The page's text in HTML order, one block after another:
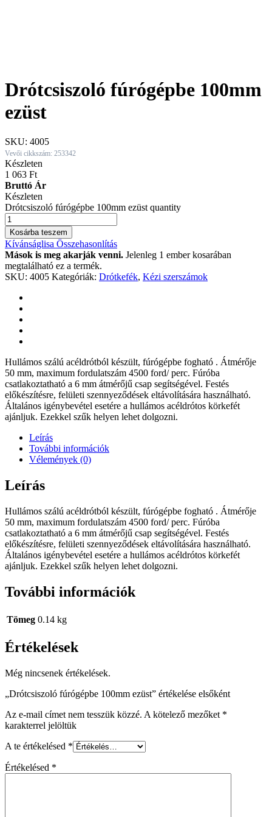
Drótcsiszoló fúrógépbe 100mm
ezüst
SKU: 4005
Vevői cikkszám: 253342
Készleten
1 063 Ft
Bruttó Ár
Készleten
Drótcsiszoló fúrógépbe 100mm ezüst quantity
Kosárba teszem
Kívánságlisa Összehasonlítás
Mások is meg akarják venni. Jelenleg 1 ember kosarában
megtalálható ez a termék.
SKU: 4005 Kategóriák: Drótkefék, Kézi szerszámok
Hullámos szálú acéldrótból készült, fúrógépbe fogható . Átmérője
50 mm, maximum fordulatszám 4500 ford/ perc. Fúróba
csatlakoztatható a 6 mm átmérőjű csap segítségével. Festés
előkészítésre, felületi szennyeződések eltávolítására használható.
Általános igénybevétel esetére a hullámos acéldrótos körkefét
ajánljuk. Ezekkel szűk helyen lehet dolgozni.
Leírás
További információk
Vélemények (0)
Leírás
Hullámos szálú acéldrótból készült, fúrógépbe fogható . Átmérője
50 mm, maximum fordulatszám 4500 ford/ perc. Fúróba
csatlakoztatható a 6 mm átmérőjű csap segítségével. Festés
előkészítésre, felületi szennyeződések eltávolítására használható.
Általános igénybevétel esetére a hullámos acéldrótos körkefét
ajánljuk. Ezekkel szűk helyen lehet dolgozni.
További információk
Tömeg 0.14 kg
Értékelések
Még nincsenek értékelések.
„Drótcsiszoló fúrógépbe 100mm ezüst” értékelése elsőként
Az e-mail címet nem tesszük közzé. A kötelező mezőket *
karakterrel jelöltük
A te értékelésed *
Értékelésed *